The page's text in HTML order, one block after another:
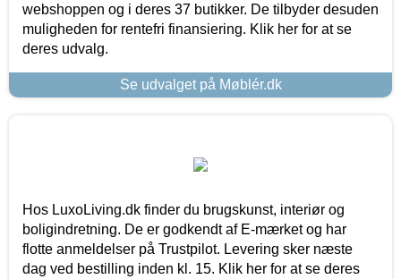
webshoppen og i deres 37 butikker. De tilbyder desuden
muligheden for rentefri finansiering. Klik her for at se
deres udvalg.
Se udvalget på Møblér.dk
Hos LuxoLiving.dk finder du brugskunst, interiør og
boligindretning. De er godkendt af E-mærket og har
flotte anmeldelser på Trustpilot. Levering sker næste
dag ved bestilling inden kl. 15. Klik her for at se deres